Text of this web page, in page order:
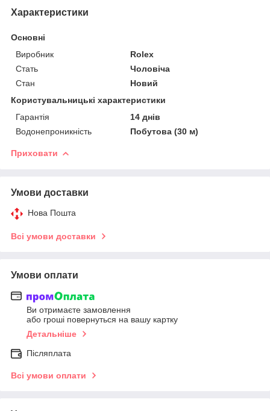
Характеристики
Основні
Виробник
Rolex
Стать
Чоловіча
Стан
Новий
Користувальницькі характеристики
Гарантія
14 днів
Водонепроникність
Побутова (30 м)
Приховати
Умови доставки
Нова Пошта
Всі умови доставки
Умови оплати
Ви отримаєте замовлення
або гроші повернуться на вашу картку
Детальніше
Післяплата
Всі умови оплати